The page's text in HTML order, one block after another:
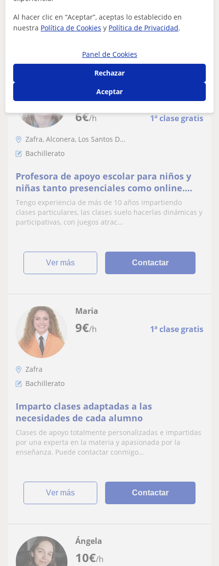
ver más Contactar
6€/h 1ª clase gratis
5,0 (2 valoraciones)
Zafra, Alconera, Los Santos D...
Bachillerato
Profesora de apoyo escolar para niños y
niñas tanto presenciales como online.
Horarios flexibles y precios asequibles
Tengo experiencia de más de 10 años impartiendo
clases particulares, las clases suelo hacerlas dinámicas y
participativas, con juegos atrac...
ver más Contactar
9€/h 1ª clase gratis
Maria
Zafra
Bachillerato
Imparto clases adaptadas a las
necesidades de cada alumno
Clases de apoyo totalmente personalizadas e impartidas
por una experta en la materia y apasionada por la
enseñanza. Puede contactar conmigo...
ver más Contactar
10€/h
Ángela
Al hacer clic en “Aceptar”, aceptas lo establecido en
nuestra Política de Cookies y Política de Privacidad.
Panel de Cookies
Rechazar
Aceptar